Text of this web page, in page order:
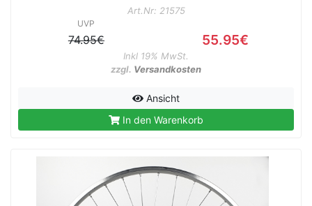
Art.Nr: 21575
UVP
74.95€ 55.95€
Inkl 19% MwSt.
zzgl. Versandkosten
Ansicht
In den Warenkorb